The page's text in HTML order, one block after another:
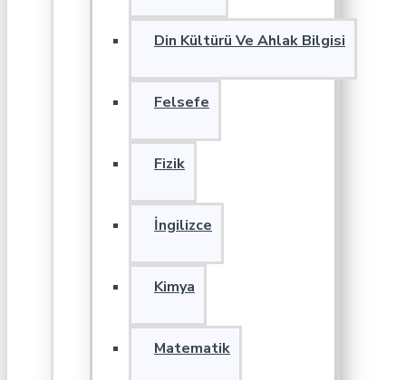
Din Kültürü Ve Ahlak Bilgisi
Felsefe
Fizik
İngilizce
Kimya
Matematik